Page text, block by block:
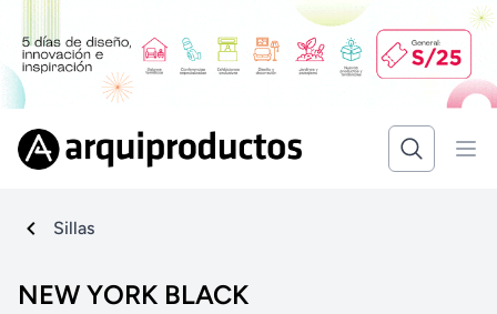
Sillas
NEW YORK BLACK